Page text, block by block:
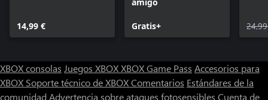
14,99 € Gratis+
XBOX consolas Juegos XBOXXBOX Game Pass Accesorios para
XBOX Soporte técnico de XBOXComentarios Estándares de la
comunidad Advertencia sobre ataques fotosensibles Cuenta de